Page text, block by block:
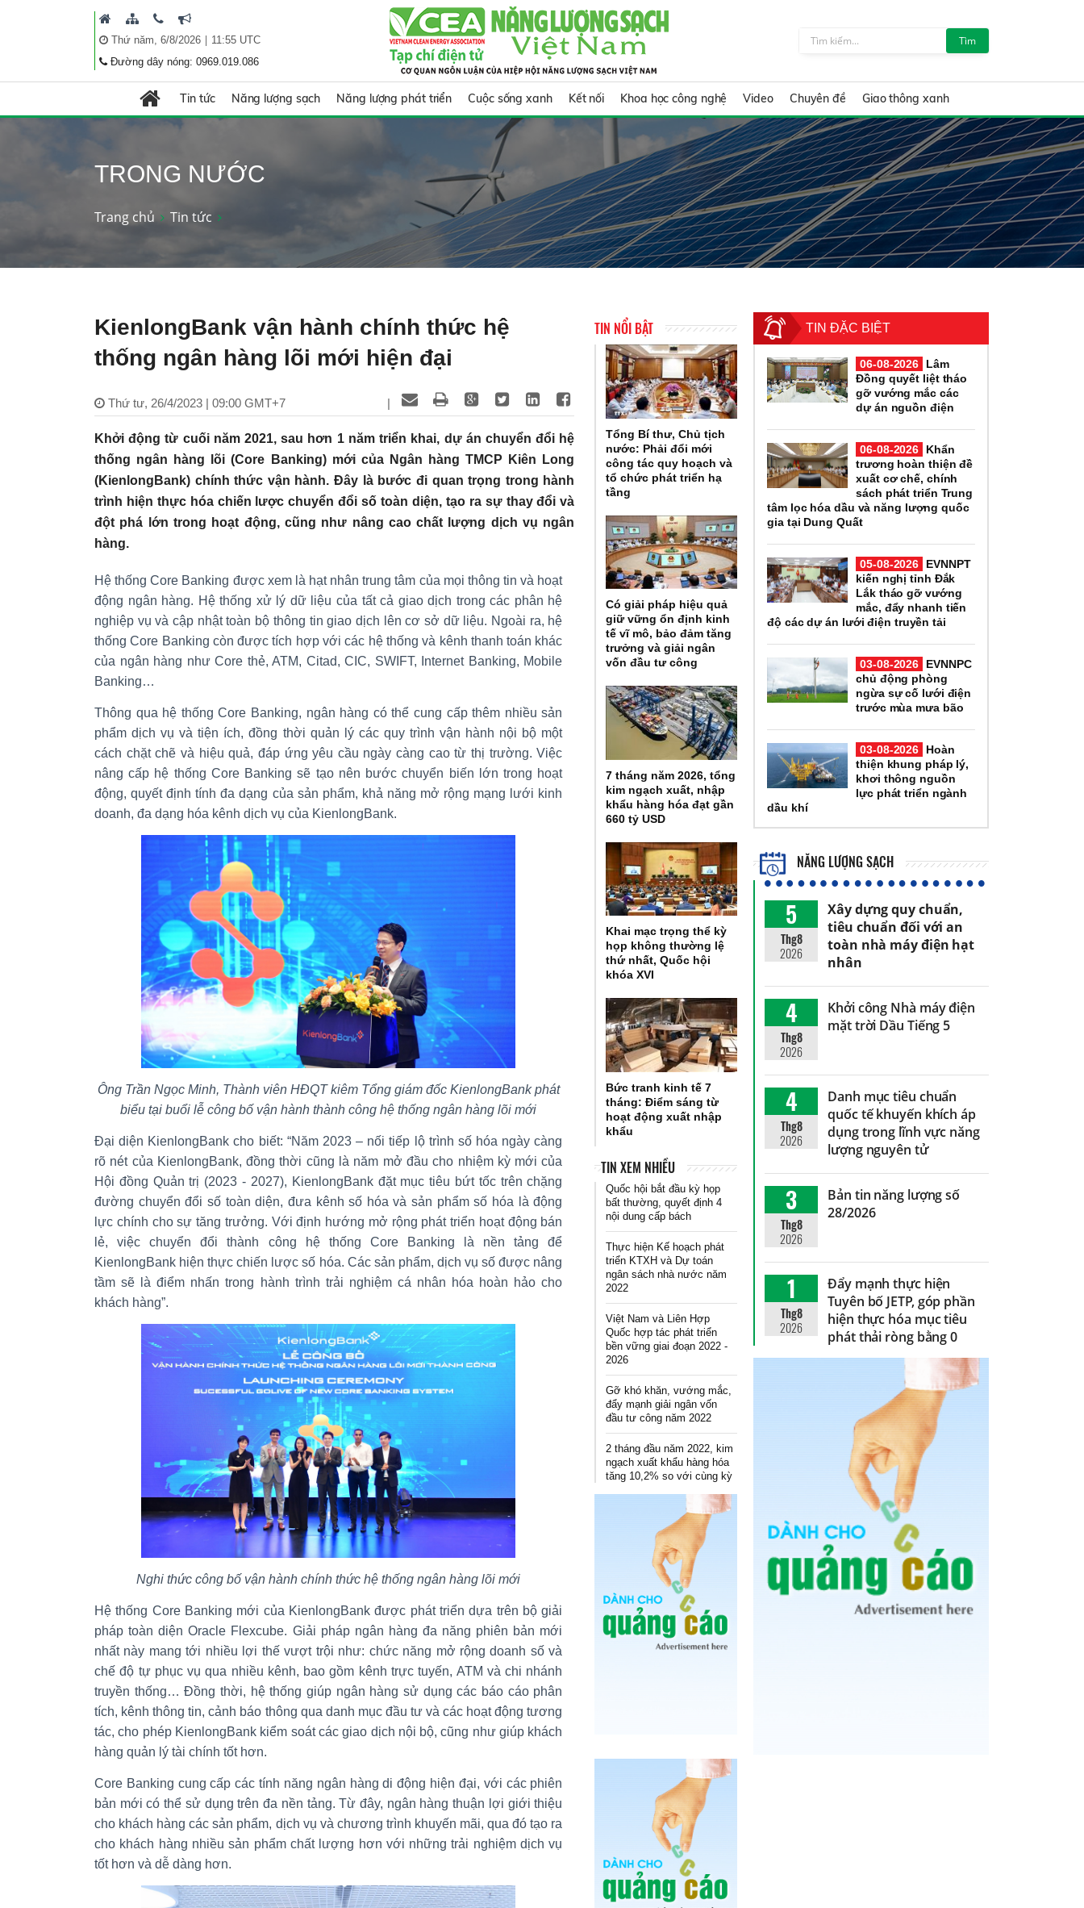
Thứ năm, 6/8/2026| 11:55 UTC
Đường dây nóng: 0969.019.086
Tìm
Tin tức Năng lượng sạch Năng lượng phát triển Cuộc sống xanh Kết nối Khoa học công nghệ Video Chuyên đề Giao thông xanh
TRONG NƯỚC
Trang chủ Tin tức
KienlongBank vận hành chính thức hệ
thống ngân hàng lõi mới hiện đại
Thứ tư, 26/4/2023 | 09:00 GMT+7 |
Khởi động từ cuối năm 2021, sau hơn 1 năm triển khai, dự án chuyển đổi hệ
thống ngân hàng lõi (Core Banking) mới của Ngân hàng TMCP Kiên Long
(KienlongBank) chính thức vận hành. Đây là bước đi quan trọng trong hành
trình hiện thực hóa chiến lược chuyển đổi số toàn diện, tạo ra sự thay đổi và
đột phá lớn trong hoạt động, cũng như nâng cao chất lượng dịch vụ ngân
hàng.
Hệ thống Core Banking được xem là hạt nhân trung tâm của mọi thông tin và hoạt
động ngân hàng. Hệ thống xử lý dữ liệu của tất cả giao dịch trong các phân hệ
nghiệp vụ và cập nhật toàn bộ thông tin giao dịch lên cơ sở dữ liệu. Ngoài ra, hệ
thống Core Banking còn được tích hợp với các hệ thống và kênh thanh toán khác
của ngân hàng như Core thẻ, ATM, Citad, CIC, SWIFT, Internet Banking, Mobile
Banking…
Thông qua hệ thống Core Banking, ngân hàng có thể cung cấp thêm nhiều sản
phẩm dịch vụ và tiện ích, đồng thời quản lý các quy trình vận hành nội bộ một
cách chặt chẽ và hiệu quả, đáp ứng yêu cầu ngày càng cao từ thị trường. Việc
nâng cấp hệ thống Core Banking sẽ tạo nên bước chuyển biến lớn trong hoạt
động, quyết định tính đa dạng của sản phẩm, khả năng mở rộng mạng lưới kinh
doanh, đa dạng hóa kênh dịch vụ của KienlongBank.
Ông Trần Ngọc Minh, Thành viên HĐQT kiêm Tổng giám đốc KienlongBank phát
biểu tại buổi lễ công bố vận hành thành công hệ thống ngân hàng lõi mới
Đại diện KienlongBank cho biết: “Năm 2023 – nối tiếp lộ trình số hóa ngày càng
rõ nét của KienlongBank, đồng thời cũng là năm mở đầu cho nhiệm kỳ mới của
Hội đồng Quản trị (2023 - 2027), KienlongBank đặt mục tiêu bứt tốc trên chặng
đường chuyển đổi số toàn diện, đưa kênh số hóa và sản phẩm số hóa là động
lực chính cho sự tăng trưởng. Với định hướng mở rộng phát triển hoạt động bán
lẻ, việc chuyển đổi thành công hệ thống Core Banking là nền tảng để
KienlongBank hiện thực chiến lược số hóa. Các sản phẩm, dịch vụ số được nâng
tầm sẽ là điểm nhấn trong hành trình trải nghiệm cá nhân hóa hoàn hảo cho
khách hàng”.
Nghi thức công bố vận hành chính thức hệ thống ngân hàng lõi mới
Hệ thống Core Banking mới của KienlongBank được phát triển dựa trên bộ giải
pháp toàn diện Oracle Flexcube. Giải pháp ngân hàng đa năng phiên bản mới
nhất này mang tới nhiều lợi thế vượt trội như: chức năng mở rộng doanh số và
chế độ tự phục vụ qua nhiều kênh, bao gồm kênh trực tuyến, ATM và chi nhánh
truyền thống… Đồng thời, hệ thống giúp ngân hàng sử dụng các báo cáo phân
tích, kênh thông tin, cảnh báo thông qua danh mục đầu tư và các hoạt động tương
tác, cho phép KienlongBank kiểm soát các giao dịch nội bộ, cũng như giúp khách
hàng quản lý tài chính tốt hơn.
Core Banking cung cấp các tính năng ngân hàng di động hiện đại, với các phiên
bản mới có thể sử dụng trên đa nền tảng. Từ đây, ngân hàng thuận lợi giới thiệu
cho khách hàng các sản phẩm, dịch vụ và chương trình khuyến mãi, qua đó tạo ra
cho khách hàng nhiều sản phẩm chất lượng hơn với những trải nghiệm dịch vụ
tốt hơn và dễ dàng hơn.
TIN NỔI BẬT
Tổng Bí thư, Chủ tịch
nước: Phải đổi mới
công tác quy hoạch và
tổ chức phát triển hạ
tầng
Có giải pháp hiệu quả
giữ vững ổn định kinh
tế vĩ mô, bảo đảm tăng
trưởng và giải ngân
vốn đầu tư công
7 tháng năm 2026, tổng
kim ngạch xuất, nhập
khẩu hàng hóa đạt gần
660 tỷ USD
Khai mạc trọng thể kỳ
họp không thường lệ
thứ nhất, Quốc hội
khóa XVI
Bức tranh kinh tế 7
tháng: Điểm sáng từ
hoạt động xuất nhập
khẩu
TIN XEM NHIỀU
Quốc hội bắt đầu kỳ họp
bất thường, quyết định 4
nội dung cấp bách
Thực hiện Kế hoạch phát
triển KTXH và Dự toán
ngân sách nhà nước năm
2022
Việt Nam và Liên Hợp
Quốc hợp tác phát triển
bền vững giai đoạn 2022 -
2026
Gỡ khó khăn, vướng mắc,
đẩy mạnh giải ngân vốn
đầu tư công năm 2022
2 tháng đầu năm 2022, kim
ngạch xuất khẩu hàng hóa
tăng 10,2% so với cùng kỳ
TIN ĐẶC BIỆT
06-08-2026
Lâm
Đồng quyết liệt tháo
gỡ vướng mắc các
dự án nguồn điện
06-08-2026
Khẩn
trương hoàn thiện đề
xuất cơ chế, chính
sách phát triển Trung
tâm lọc hóa dầu và năng lượng quốc
gia tại Dung Quất
05-08-2026
EVNNPT
kiến nghị tỉnh Đắk
Lắk tháo gỡ vướng
mắc, đẩy nhanh tiến
độ các dự án lưới điện truyền tải
03-08-2026
EVNNPC
chủ động phòng
ngừa sự cố lưới điện
trước mùa mưa bão
03-08-2026
Hoàn
thiện khung pháp lý,
khơi thông nguồn
lực phát triển ngành
dầu khí
NĂNG LƯỢNG SẠCH
5
Thg8
2026
Xây dựng quy chuẩn,
tiêu chuẩn đối với an
toàn nhà máy điện hạt
nhân
4
Thg8
2026
Khởi công Nhà máy điện
mặt trời Dầu Tiếng 5
4
Thg8
2026
Danh mục tiêu chuẩn
quốc tế khuyến khích áp
dụng trong lĩnh vực năng
lượng nguyên tử
3
Thg8
2026
Bản tin năng lượng số
28/2026
1
Thg8
2026
Đẩy mạnh thực hiện
Tuyên bố JETP, góp phần
hiện thực hóa mục tiêu
phát thải ròng bằng 0